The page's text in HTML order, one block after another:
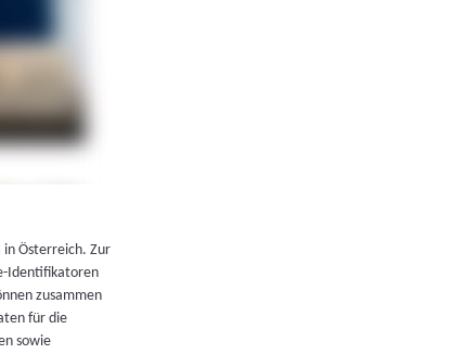
in Österreich. Zur
Identifikatoren
zusammen
für die
sowie